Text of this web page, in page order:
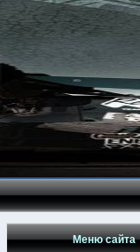
Меню сайта